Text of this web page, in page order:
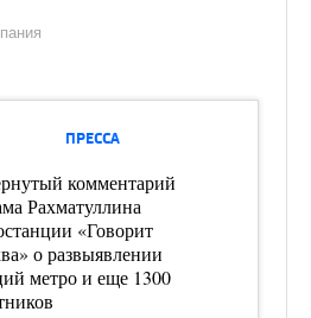
ПРЕССА
комментарий
Рахматуллина
«Говорит
о развыявлении
метро и еще 1300